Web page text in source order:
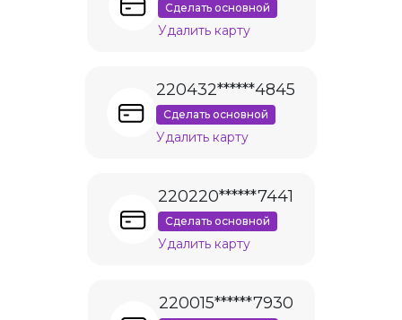
Сделать основной
Удалить карту
220432******4845
Сделать основной
Удалить карту
220220******7441
Сделать основной
Удалить карту
220015******7930